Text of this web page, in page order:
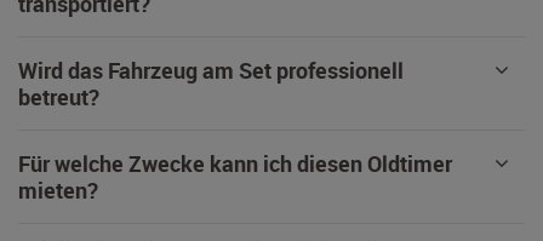
Wird das Fahrzeug am Set professionell
betreut?
Für welche Zwecke kann ich diesen Oldtimer
mieten?